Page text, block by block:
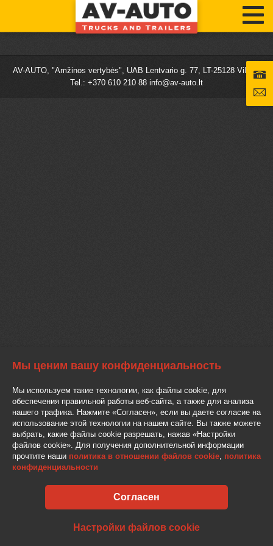
AV-AUTO, "Amžinos vertybės", UAB Lentvario g. 77, LT-25128 Vilnius
Tel.: +370 610 210 88 info@av-auto.lt
Мы ценим вашу конфиденциальность
Мы используем такие технологии, как файлы cookie, для
обеспечения правильной работы веб-сайта, а также для анализа
нашего трафика. Нажмите «Согласен», если вы даете согласие на
использование этой технологии на нашем сайте. Вы также можете
выбрать, какие файлы cookie разрешать, нажав «Настройки
файлов cookie». Для получения дополнительной информации
прочтите наши политика в отношении файлов cookie, политика
конфиденциальности
Согласен
Настройки файлов cookie